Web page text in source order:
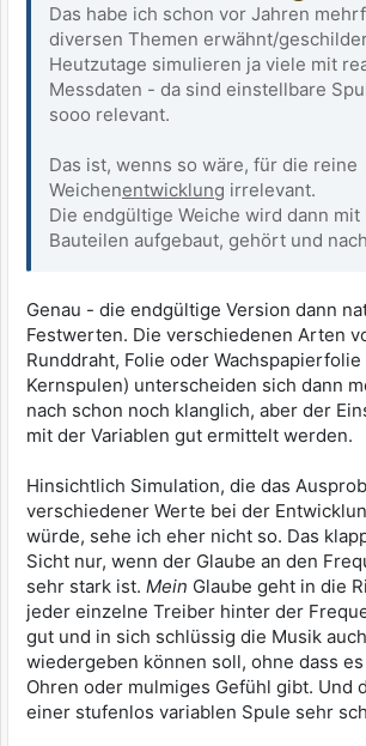
Das habe ich schon vor Jahren
diversen Themen erwähnt/
Heutzutage simulieren ja viele mit
Messdaten - da sind einstellbare
sooo relevant.
Das ist, wenns so wäre, für die reine
Weichenentwicklung irrelevant.
Die endgültige Weiche wird dann mit
Bauteilen aufgebaut, gehört und
Genau - die endgültige Version dann
Festwerten. Die verschiedenen Arten
Runddraht, Folie oder Wachspapierfolie
Kernspulen) unterscheiden sich dann
nach schon noch klanglich, aber der
mit der Variablen gut ermittelt werden.
Hinsichtlich Simulation, die das
verschiedener Werte bei der
würde, sehe ich eher nicht so. Das
Sicht nur, wenn der Glaube an den
sehr stark ist. Mein Glaube geht in die
jeder einzelne Treiber hinter der
gut und in sich schlüssig die Musik
wiedergeben können soll, ohne dass
Ohren oder mulmiges Gefühl gibt. Und
einer stufenlos variablen Spule sehr